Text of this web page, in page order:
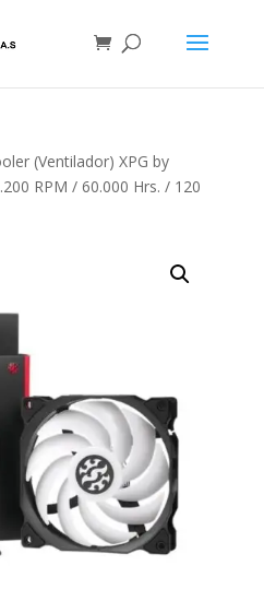
(Ventilador) XPG by
RPM / 60.000 Hrs. / 120